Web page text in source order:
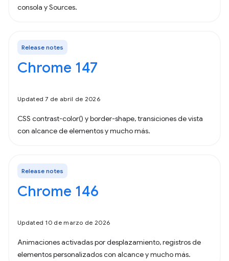
consola y Sources.
Release notes
Chrome 147
Updated 7 de abril de 2026
CSS contrast-color() y border-shape, transiciones de vista
con alcance de elementos y mucho más.
Release notes
Chrome 146
Updated 10 de marzo de 2026
Animaciones activadas por desplazamiento, registros de
elementos personalizados con alcance y mucho más.